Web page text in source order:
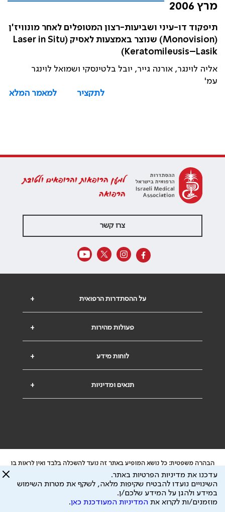
מרץ 2006
תיפקוד דו-עיני ושביעות-רצון המטופלים לאחר מונוויז'ן
(Monovision) שנוצר באמצעות לאסיק (Laser in Situ
Keratomileusis–Lasik)
אליה לוינגר, אורנה גייר, יובל בלטינסקי ושמואל לוינגר
עמ'
לתקציר
למאמר המלא
למען הרופאות והרופאים ולטובת
הרפואה
צרו קשר
+ על ההסתדרות הרפואית
+ פעולות מהירות
+ לוחות מידע
+ תנאים ומדיניות
הבהרה משפטית: כל נושא המופיע באתר זה נועד להשכלה בלבד ואין לראות בו
ייעוץ רפואי או משפטי. אין הר"י אחראית לתוכן המתפרסם באתר זה ולכל נזק
שעלול להיגרם.
ידוע לי שהר"י אוספת ושומרת מידע אישי לצורך מתן השרות וכי חלק ממנו עשוי
להיות מועבר לצדדים שלישיים, הכל בכפוף למדיניות הפרטיות
עדכנו את מדיניות הפרטיות באתר.
השינויים נועדו להבטיח שקיפות מלאה, לשקף את מטרות השימוש
במידע ולהגן על המידע שלכם/ן.
מוזמנים/ות לקרוא את המדיניות המעודכנת כאן.